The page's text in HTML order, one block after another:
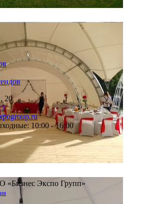
20
10:00 - 16:00
«Бизнес Экспо Групп»